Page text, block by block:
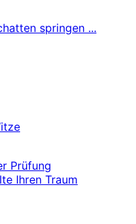
springen ...
Prüfung
Ihren Traum